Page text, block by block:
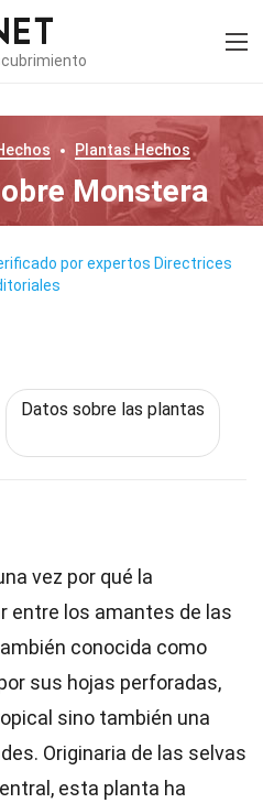
PlantasHechos
Monstera
por expertos Directrices
Datos sobre las plantas
vez por qué la
entre los amantes de las
conocida como
sus hojas perforadas,
sino también una
Originaria de las selvas
esta planta ha